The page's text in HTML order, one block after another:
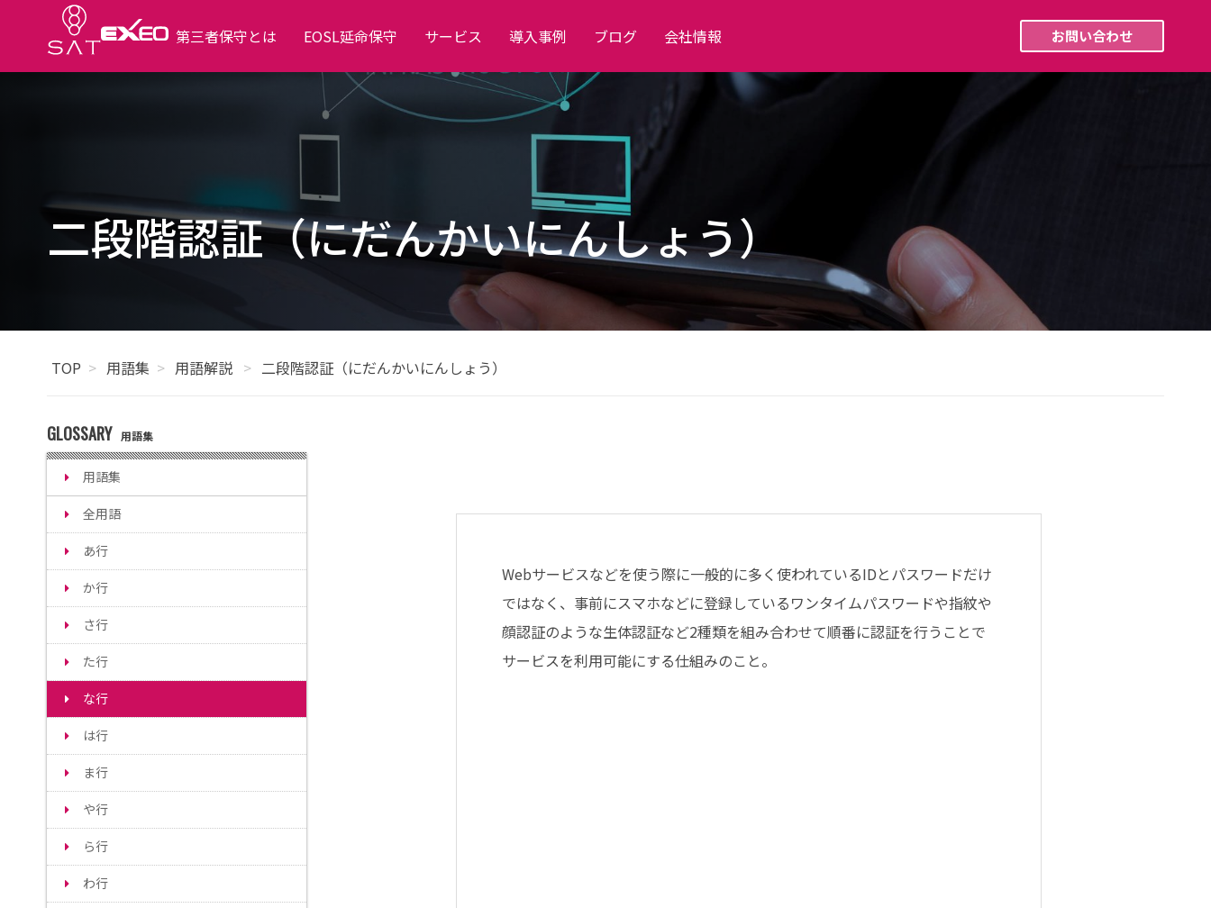
採用情報 最新ニュース
第三者保守とは EOSL延命保守 サービス 導入事例 ブログ 会社情報 お問い合わせ
二段階認証（にだんかいにんしょう）
TOP 用語集 用語解説 二段階認証（にだんかいにんしょう）
GLOSSARY 用語集
用語集
全用語
あ行
か行
さ行
た行
な行
は行
ま行
や行
ら行
わ行
Webサービスなどを使う際に一般的に多く使われているIDとパスワードだけ
ではなく、事前にスマホなどに登録しているワンタイムパスワードや指紋や
顔認証のような生体認証など2種類を組み合わせて順番に認証を行うことで
サービスを利用可能にする仕組みのこと。